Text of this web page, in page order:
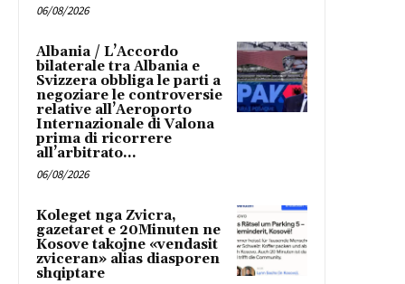
06/08/2026
Albania / L’Accordo
bilaterale tra Albania e
Svizzera obbliga le parti a
negoziare le controversie
relative all’Aeroporto
Internazionale di Valona
prima di ricorrere
all’arbitrato...
06/08/2026
Koleget nga Zvicra,
gazetaret e 20Minuten ne
Kosove takojne «vendasit
zviceran» alias diasporen
shqiptare